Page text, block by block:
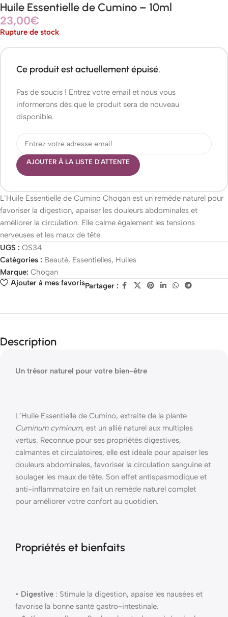
Huile Essentielle de Cumino – 10ml
23,00€
Rupture de stock
Ce produit est actuellement épuisé.
Pas de soucis ! Entrez votre email et nous vous
informerons dès que le produit sera de nouveau
disponible.
AJOUTER À LA LISTE D'ATTENTE
L’Huile Essentielle de Cumino Chogan est un remède naturel pour
favoriser la digestion, apaiser les douleurs abdominales et
améliorer la circulation. Elle calme également les tensions
nerveuses et les maux de tête.
UGS : OS34
Catégories : Beauté, Essentielles, Huiles
Marque: Chogan
Ajouter à mes favorisPartager :
Description
Un trésor naturel pour votre bien-être
L’Huile Essentielle de Cumino, extraite de la plante
Cuminum cyminum, est un allié naturel aux multiples
vertus. Reconnue pour ses propriétés digestives,
calmantes et circulatoires, elle est idéale pour apaiser les
douleurs abdominales, favoriser la circulation sanguine et
soulager les maux de tête. Son effet antispasmodique et
anti-inflammatoire en fait un remède naturel complet
pour améliorer votre confort au quotidien.
Propriétés et bienfaits
• Digestive : Stimule la digestion, apaise les nausées et
favorise la bonne santé gastro-intestinale.